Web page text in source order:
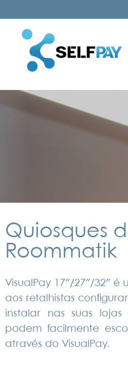
Quiosques
Roommatik
VisualPay 17″/27″/32″
aos retalhistas
instalar nas suas
podem facilmente
através do VisualPay.